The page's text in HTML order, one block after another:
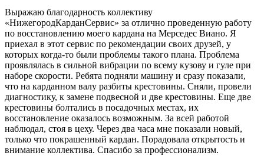
Выражаю благодарность коллективу
«НижегородКарданСервис» за отлично проведенную работу
по восстановлению моего кардана на Мерседес Виано. Я
приехал в этот сервис по рекомендации своих друзей, у
которых когда-то были проблемы такого плана. Проблема
проявлялась в сильной вибрации по всему кузову и гуле при
наборе скорости. Ребята подняли машину и сразу показали,
что на карданном валу разбиты крестовины. Сняли, провели
диагностику, к замене подвесной и две крестовины. Еще две
крестовины болтались в посадочных местах, их
восстановление оказалось возможным. За всей работой
наблюдал, стоя в цеху. Через два часа мне показали новый,
только что покрашенный кардан. Порадовала открытость и
внимание коллектива. Спасибо за профессионализм.